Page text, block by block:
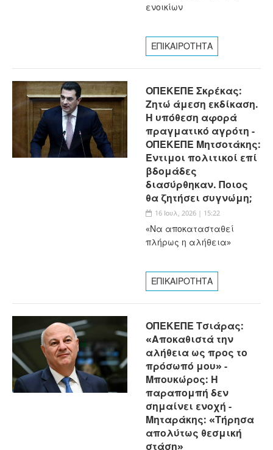
ενοικίων
ΕΠΙΚΑΙΡΟΤΗΤΑ
ΟΠΕΚΕΠΕ Σκρέκας:
Ζητώ άμεση εκδίκαση.
Η υπόθεση αφορά
πραγματικό αγρότη -
ΟΠΕΚΕΠΕ Μητσοτάκης:
Έντιμοι πολιτικοί επί
βδομάδες
διασύρθηκαν. Ποιος
θα ζητήσει συγνώμη;
16 Ιουλ, 2026 | 15:22
«Να αποκατασταθεί
πλήρως η αλήθεια»
ΕΠΙΚΑΙΡΟΤΗΤΑ
ΟΠΕΚΕΠΕ Τσιάρας:
«Αποκαθιστά την
αλήθεια ως προς το
πρόσωπό μου» -
Μπουκώρος: Η
παραπομπή δεν
σημαίνει ενοχή -
Μηταράκης: «Τήρησα
απολύτως θεσμική
στάση»